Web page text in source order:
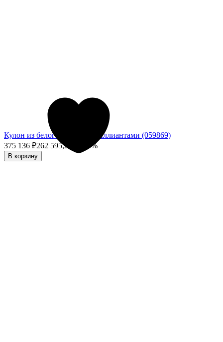
Кулон из белого золота с бриллиантами (059869)
375 136 ₽262 595,20 - 30%
В корзину